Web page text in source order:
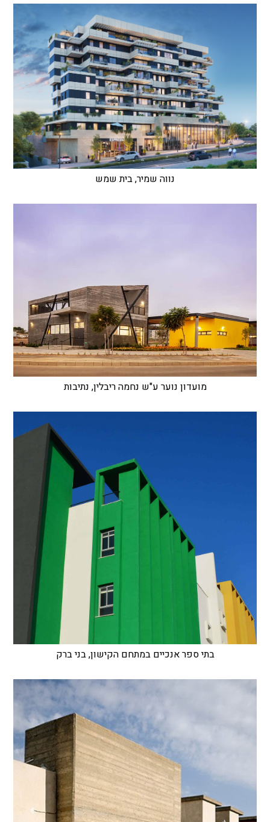
נווה שמיר, בית שמש
מועדון נוער ע"ש נחמה ריבלין, נתיבות
בתי ספר אנכיים במתחם הקישון, בני ברק